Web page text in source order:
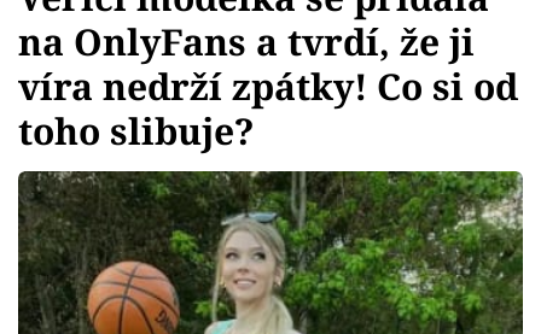
Témata
Showbyznys
Youtubeři
Virály
Sex a vztahy
na OnlyFans a tvrdí, že ji
víra nedrží zpátky! Co si od
toho slibuje?